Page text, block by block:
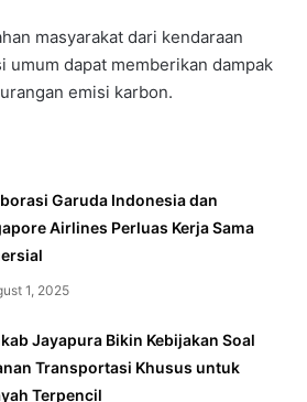
masyarakat dari kendaraan
umum dapat memberikan dampak
emisi karbon.
Garuda Indonesia dan
Airlines Perluas Kerja Sama
1, 2025
Jayapura Bikin Kebijakan Soal
Transportasi Khusus untuk
Terpencil